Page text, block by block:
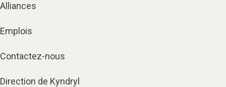
Alliances
Emplois
Contactez-nous
Direction de Kyndryl